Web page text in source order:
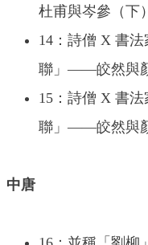
杜甫與岑參（下）
14：詩僧 X 書
聯」——皎然與
15：詩僧 X 書
聯」——皎然與
中唐